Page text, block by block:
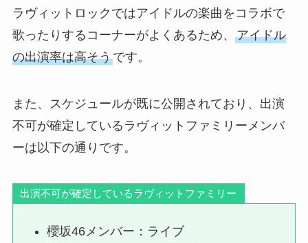
ラヴィットロックではアイドルの楽曲をコラボで
歌ったりするコーナーがよくあるため、 アイドル
の出演率は高そうです。
また、スケジュールが既に公開されており、出演
不可が確定しているラヴィットファミリーメンバ
ーは以下の通りです。
出演不可が確定しているラヴィットファミリー
櫻坂46メンバー：ライブ